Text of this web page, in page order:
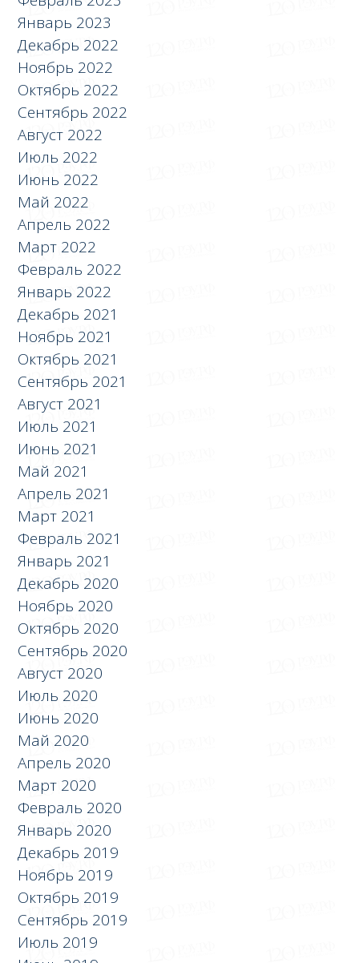
Январь 2023
Декабрь 2022
Ноябрь 2022
Октябрь 2022
Сентябрь 2022
Август 2022
Июль 2022
Июнь 2022
Май 2022
Апрель 2022
Март 2022
Февраль 2022
Январь 2022
Декабрь 2021
Ноябрь 2021
Октябрь 2021
Сентябрь 2021
Август 2021
Июль 2021
Июнь 2021
Май 2021
Апрель 2021
Март 2021
Февраль 2021
Январь 2021
Декабрь 2020
Ноябрь 2020
Октябрь 2020
Сентябрь 2020
Август 2020
Июль 2020
Июнь 2020
Май 2020
Апрель 2020
Март 2020
Февраль 2020
Январь 2020
Декабрь 2019
Ноябрь 2019
Октябрь 2019
Сентябрь 2019
Июль 2019